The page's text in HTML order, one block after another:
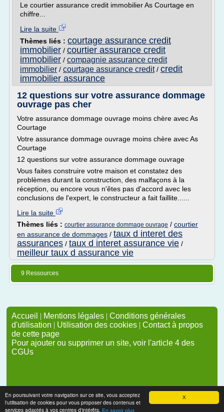
X
En poursuivant votre navigation sur ce site, vous acceptez
l'utilisation de cookies pour vous proposer des contenus et
services adaptés à vos centres d'intérêts. En savoir plus
Le courtier assurance credit immobilier As Courtage en
chiffre...
Lire la suite
Thèmes liés : courtage assurance credit
immobilier / courtier assurance credit
immobilier / compagnie assurance credit
immobilier / courtage assurance credit/ credit
immobilier assurance
12 questions sur votre assurance dommage
ouvrage pas cher
Votre assurance dommage ouvrage moins chère avec As
Courtage
Votre assurance dommage ouvrage moins chère avec As
Courtage
12 questions sur votre assurance dommage ouvrage
Vous faites construire votre maison et constatez des
problèmes durant la construction, des malfaçons à la
réception, ou encore vous n'êtes pas d'accord avec les
conclusions de l'expert, le constructeur a fait faillite......
Lire la suite
Thèmes liés : courtier assurance dommage ouvrage / courtier
en assurance de dommages / taux d interet des
assurances / taux d interet assurance vie /
meilleur taux d assurance vie
9 Ressources
Accueil | Mentions légales | Conditions générales
d'utilisation | Utilisation des cookies | Contact à propos
de cette page
Pour ajouter ou supprimer un site, voir l'article 4 des
CGUs